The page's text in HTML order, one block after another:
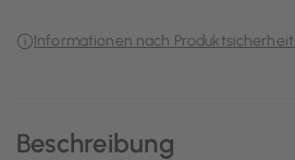
Beschreibung
Informationen nach